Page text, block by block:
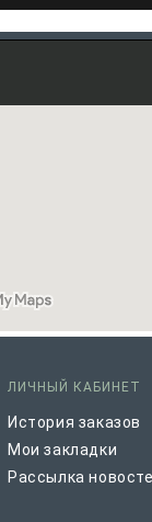
ЛИЧНЫЙ КАБИНЕТ
История заказов
Мои закладки
Рассылка